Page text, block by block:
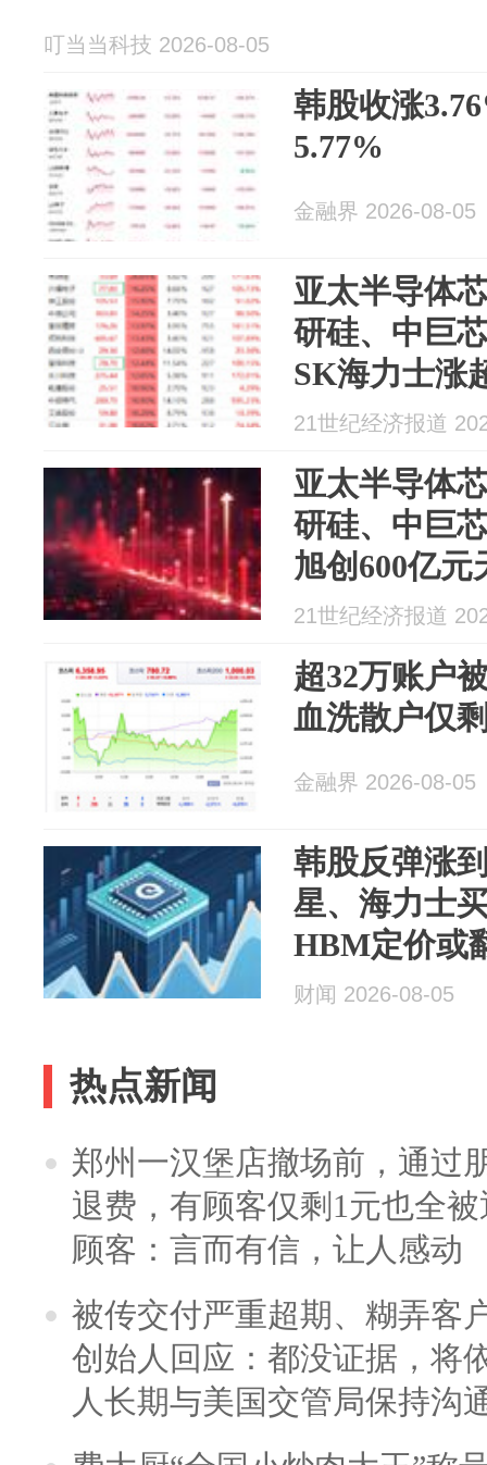
叮当当科技 2026-08-05
韩股收涨
5.77%
金融界 2026-08-05
亚太半导体
研硅、中巨
SK海力士涨
21世纪经济报道
亚太半导体
研硅、中巨
旭创600亿
海力士涨超
21世纪经济报道
超32万账户
血洗散户仅
金融界 2026-08-05
韩股反弹涨
星、海力士
HBM定价或
财闻 2026-08-05
热点新闻
郑州一汉堡店撤场前，通过
退费，有顾客仅剩1元也全
顾客：言而有信，让人感动
被传交付严重超期、糊弄客
创始人回应：都没证据，将
人长期与美国交管局保持沟